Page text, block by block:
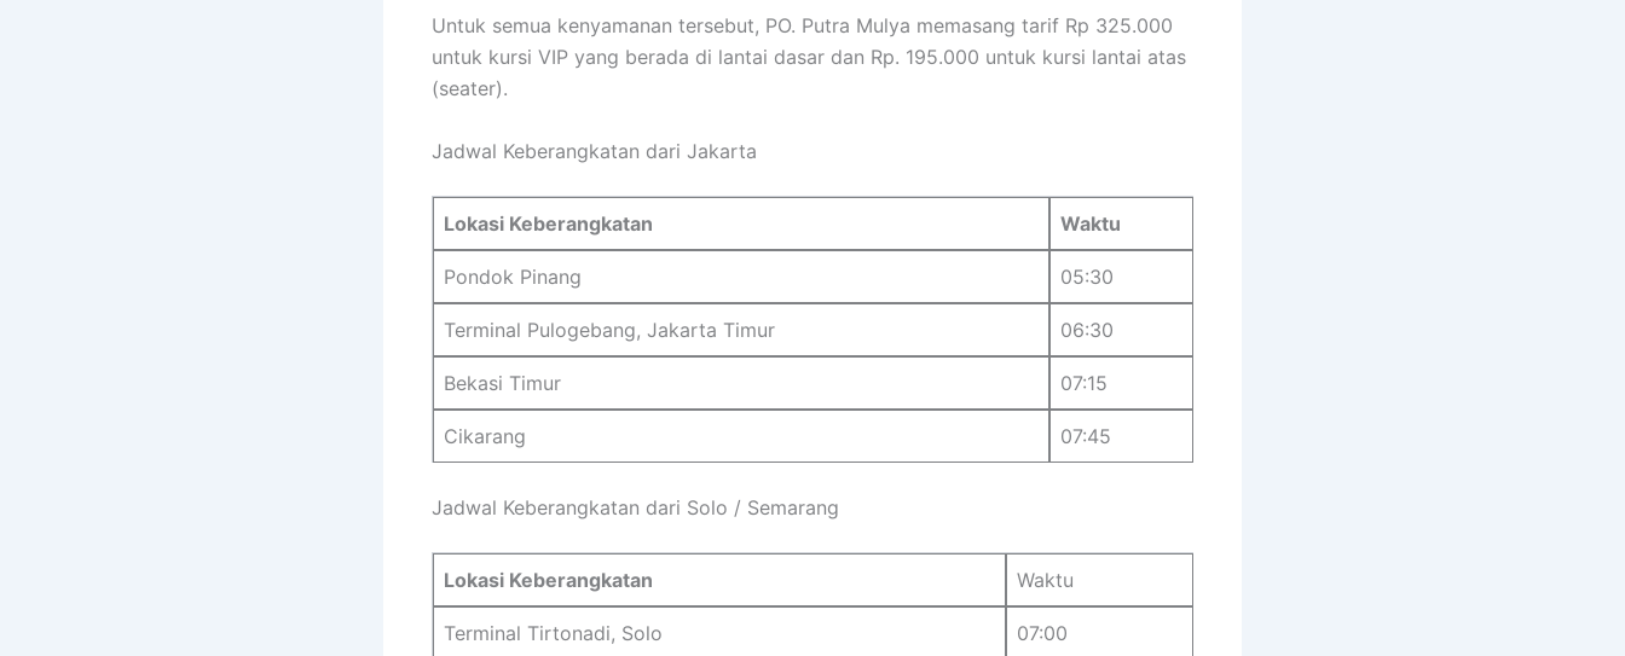
Untuk semua kenyamanan tersebut, PO. Putra Mulya memasang tarif Rp 325.000
untuk kursi VIP yang berada di lantai dasar dan Rp. 195.000 untuk kursi lantai atas
(seater).
Jadwal Keberangkatan dari Jakarta
Lokasi Keberangkatan Waktu
Pondok Pinang 05:30
Terminal Pulogebang, Jakarta Timur 06:30
Bekasi Timur 07:15
Cikarang 07:45
Jadwal Keberangkatan dari Solo / Semarang
Lokasi Keberangkatan Waktu
Terminal Tirtonadi, Solo 07:00